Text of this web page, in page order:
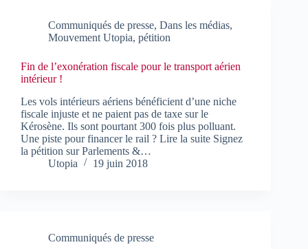
Communiqués de presse, Dans les médias,
Mouvement Utopia, pétition
Fin de l’exonération fiscale pour le transport aérien
intérieur !
Les vols intérieurs aériens bénéficient d’une niche
fiscale injuste et ne paient pas de taxe sur le
Kérosène. Ils sont pourtant 300 fois plus polluant.
Une piste pour financer le rail ? Lire la suite Signez
la pétition sur Parlements &…
Utopia
19 juin 2018
Communiqués de presse